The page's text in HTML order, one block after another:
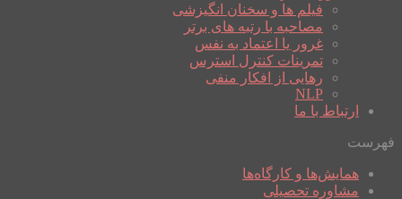
فیلم ها و سخنان انگیزشی
مصاحبه با رتبه های برتر
غرور یا اعتماد به نفس
تمرینات کنترل استرس
رهایی از افکار منفی
NLP
ارتباط با ما
فهرست
همایش‌ها و کارگاه‌ها
مشاوره تحصیلی